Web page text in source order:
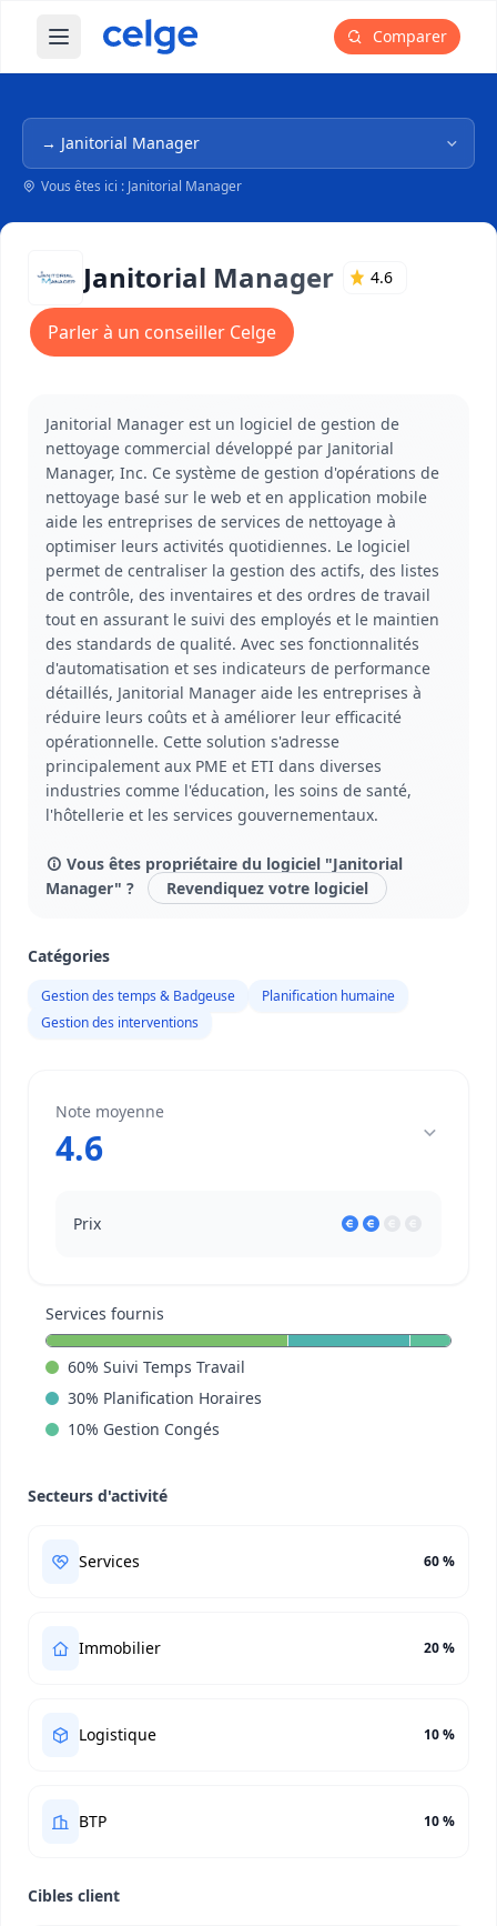
Ouvrir le menu principal Comparer
Navigation dans l'arborescence
Vous êtes ici : Janitorial Manager
Janitorial Manager 4.6
Parler à un conseiller Celge
Janitorial Manager est un logiciel de gestion de
nettoyage commercial développé par Janitorial
Manager, Inc. Ce système de gestion d'opérations de
nettoyage basé sur le web et en application mobile
aide les entreprises de services de nettoyage à
optimiser leurs activités quotidiennes. Le logiciel
permet de centraliser la gestion des actifs, des listes
de contrôle, des inventaires et des ordres de travail
tout en assurant le suivi des employés et le maintien
des standards de qualité. Avec ses fonctionnalités
d'automatisation et ses indicateurs de performance
détaillés, Janitorial Manager aide les entreprises à
réduire leurs coûts et à améliorer leur efficacité
opérationnelle. Cette solution s'adresse
principalement aux PME et ETI dans diverses
industries comme l'éducation, les soins de santé,
l'hôtellerie et les services gouvernementaux.
Vous êtes propriétaire du logiciel "Janitorial
Manager" ?
Revendiquez votre logiciel
Catégories
Gestion des temps & Badgeuse
Planification humaine
Gestion des interventions
Note moyenne
4.6
Prix
Services fournis
60% Suivi Temps Travail
30% Planification Horaires
10% Gestion Congés
Secteurs d'activité
Services 60 %
Immobilier 20 %
Logistique 10 %
BTP 10 %
Cibles client